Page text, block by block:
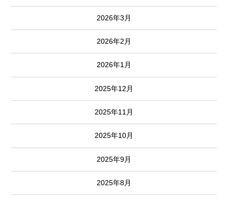
2026年3月
2026年2月
2026年1月
2025年12月
2025年11月
2025年10月
2025年9月
2025年8月